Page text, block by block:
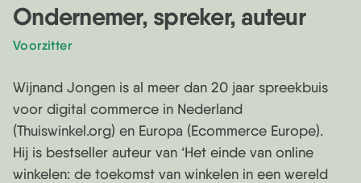
Ondernemer, spreker, auteur
Voorzitter
Wijnand Jongen is al meer dan 20 jaar spreekbuis
voor digital commerce in Nederland
(Thuiswinkel.org) en Europa (Ecommerce Europe).
Hij is bestseller auteur van ‘Het einde van online
winkelen: de toekomst van winkelen in een wereld